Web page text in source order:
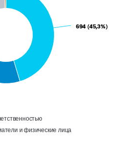
694 (45,3%)
694 (45,3%)
и физические лица